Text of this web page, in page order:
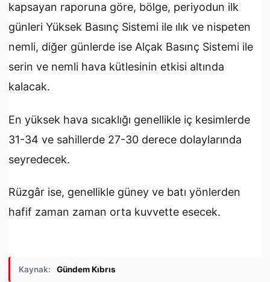
kapsayan raporuna göre, bölge, periyodun ilk
günleri Yüksek Basınç Sistemi ile ılık ve nispeten
nemli, diğer günlerde ise Alçak Basınç Sistemi ile
serin ve nemli hava kütlesinin etkisi altında
kalacak.
En yüksek hava sıcaklığı genellikle iç kesimlerde
31-34 ve sahillerde 27-30 derece dolaylarında
seyredecek.
Rüzgâr ise, genellikle güney ve batı yönlerden
hafif zaman zaman orta kuvvette esecek.
Kaynak: Gündem Kıbrıs